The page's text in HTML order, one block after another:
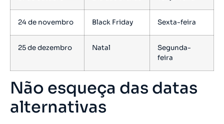
24 de novembro Black Friday Sexta-feira
25 de dezembro Natal
Segunda-
feira
Não esqueça das datas
alternativas